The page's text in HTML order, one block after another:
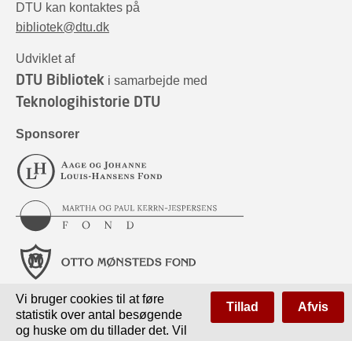
DTU kan kontaktes på
bibliotek@dtu.dk
Udviklet af
DTU Bibliotek i samarbejde med
Teknologihistorie DTU
Sponsorer
Vi bruger cookies til at føre
statistik over antal besøgende
og huske om du tillader det. Vil
Tillad Afvis